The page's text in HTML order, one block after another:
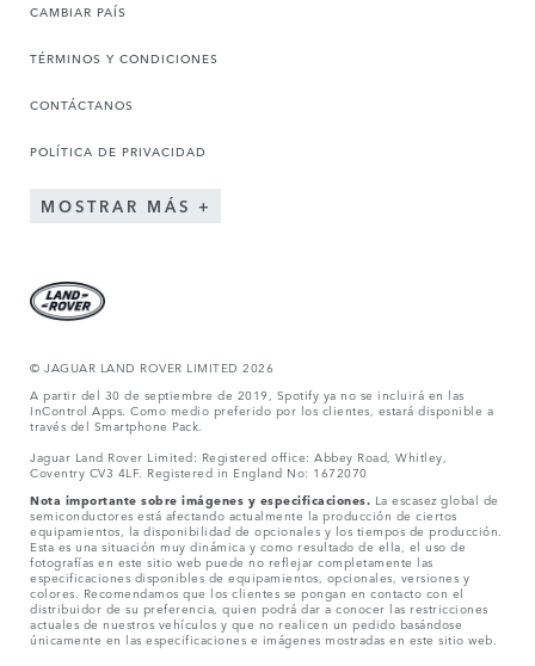
CAMBIAR PAÍS
TÉRMINOS Y CONDICIONES
CONTÁCTANOS
POLÍTICA DE PRIVACIDAD
MOSTRAR MÁS
© JAGUAR LAND ROVER LIMITED 2026
A partir del 30 de septiembre de 2019, Spotify ya no se incluirá en las
InControl Apps. Como medio preferido por los clientes, estará disponible a
través del Smartphone Pack.
Jaguar Land Rover Limited: Registered office: Abbey Road, Whitley,
Coventry CV3 4LF. Registered in England No: 1672070
Nota importante sobre imágenes y especificaciones. La escasez global de
semiconductores está afectando actualmente la producción de ciertos
equipamientos, la disponibilidad de opcionales y los tiempos de producción.
Esta es una situación muy dinámica y como resultado de ella, el uso de
fotografías en este sitio web puede no reflejar completamente las
especificaciones disponibles de equipamientos, opcionales, versiones y
colores. Recomendamos que los clientes se pongan en contacto con el
distribuidor de su preferencia, quien podrá dar a conocer las restricciones
actuales de nuestros vehículos y que no realicen un pedido basándose
únicamente en las especificaciones e imágenes mostradas en este sitio web.